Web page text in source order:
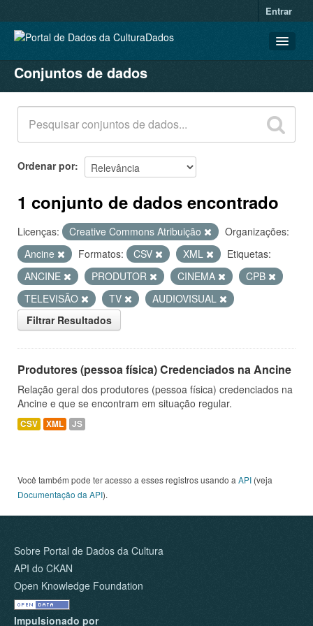
Entrar
CONJUNTOS DE DADOS
ORGANIZAÇÕES
GRUPOS
SOBRE
Conjuntos de dados
Ordenar por
1 conjunto de dados encontrado
Licenças: Creative Commons Atribuição
Organizações:
Ancine
Formatos: CSV XML
Etiquetas:
ANCINE
PRODUTOR CINEMA
CPB
TELEVISÃO
TV
AUDIOVISUAL
Filtrar Resultados
Produtores (pessoa física) Credenciados na Ancine
Relação geral dos produtores (pessoa física) credenciados na
Ancine e que se encontram em situação regular.
CSV XML JS
Você também pode ter acesso a esses registros usando a API (veja
Documentação da API).
Sobre Portal de Dados da Cultura
API do CKAN
Open Knowledge Foundation
Impulsionado por